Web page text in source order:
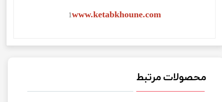
1www.ketabkhoune.com
محصولات مرتبط